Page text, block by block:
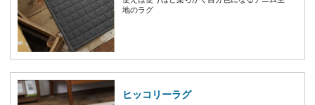
地のラグ
ヒッコリーラグ